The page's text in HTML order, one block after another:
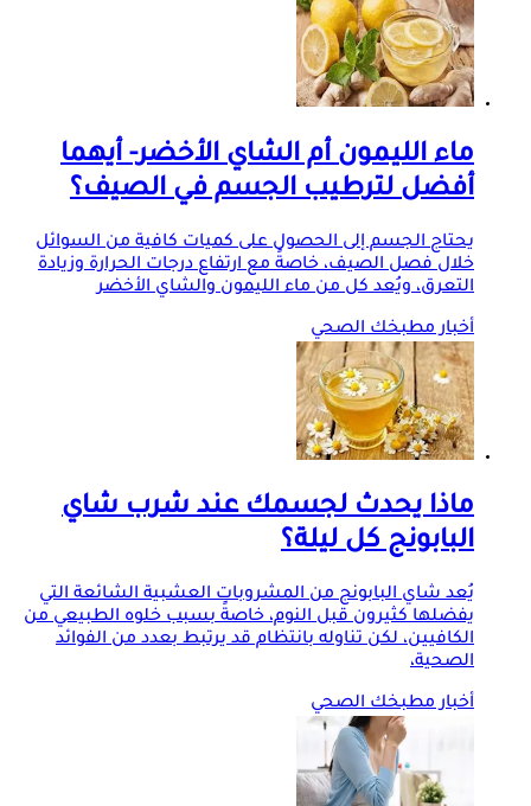
ماء الليمون أم الشاي الأخضر- أيهما
أفضل لترطيب الجسم في الصيف؟
يحتاج الجسم إلى الحصول على كميات كافية من السوائل
خلال فصل الصيف، خاصةً مع ارتفاع درجات الحرارة وزيادة
التعرق، ويُعد كل من ماء الليمون والشاي الأخضر
أخبار مطبخك الصحي
ماذا يحدث لجسمك عند شرب شاي
البابونج كل ليلة؟
يُعد شاي البابونج من المشروبات العشبية الشائعة التي
يفضلها كثيرون قبل النوم، خاصةً بسبب خلوه الطبيعي من
الكافيين، لكن تناوله بانتظام قد يرتبط بعدد من الفوائد
الصحية،
أخبار مطبخك الصحي